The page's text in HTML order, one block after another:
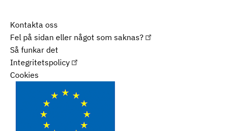
Kontakta oss
Fel på sidan eller något som saknas?
Så funkar det
Integritetspolicy
Cookies